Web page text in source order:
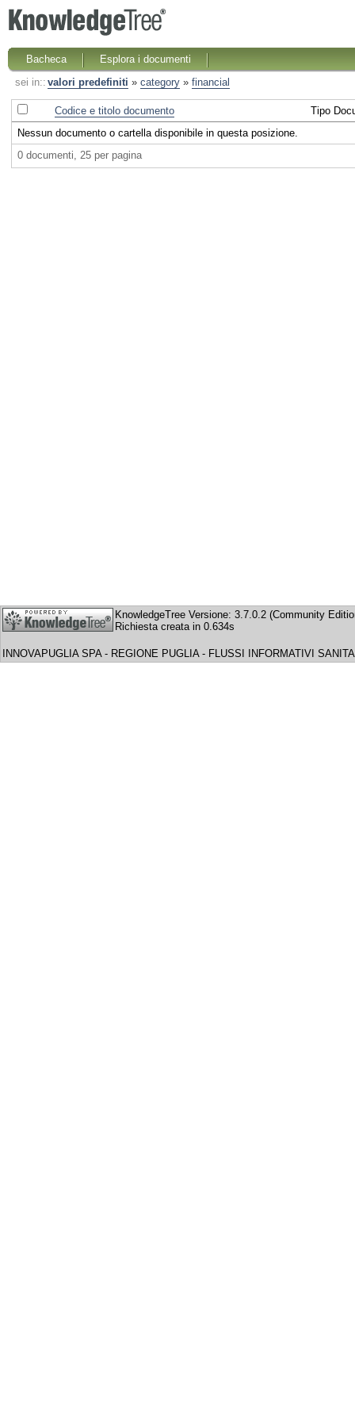
Bacheca
Esplora i documenti
sei in:: valori predefiniti » category» financial
Codice e titolo documento
Tipo
Nessun documento o cartella disponibile in questa posizione.
0 documenti, 25 per pagina
KnowledgeTree Versione: 3.7.0.2 (Community
Richiesta creata in 0.634s
INNOVAPUGLIA SPA - REGIONE PUGLIA - FLUSSI INFORMATIVI